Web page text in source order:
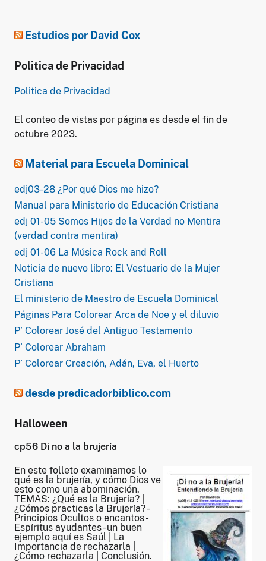
Estudios por David Cox
Politica de Privacidad
Politica de Privacidad
El conteo de vistas por página es desde el fin de
octubre 2023.
Material para Escuela Dominical
edj03-28 ¿Por qué Dios me hizo?
Manual para Ministerio de Educación Cristiana
edj 01-05 Somos Hijos de la Verdad no Mentira
(verdad contra mentira)
edj 01-06 La Música Rock and Roll
Noticia de nuevo libro: El Vestuario de la Mujer
Cristiana
El ministerio de Maestro de Escuela Dominical
Páginas Para Colorear Arca de Noe y el diluvio
P’ Colorear José del Antiguo Testamento
P’ Colorear Abraham
P’ Colorear Creación, Adán, Eva, el Huerto
desde predicadorbiblico.com
Halloween
cp56 Di no a la brujería
En este folleto examinamos lo
qué es la brujería, y cómo Dios ve
esto como una abominación.
TEMAS: ¿Qué es la Brujería? |
¿Cómos practicas la Brujería? -
Principios Ocultos o encantos -
Espíritus ayudantes - un buen
ejemplo aquí es Saúl | La
Importancia de rechazarla |
¿Cómo rechazarla | Conclusión.